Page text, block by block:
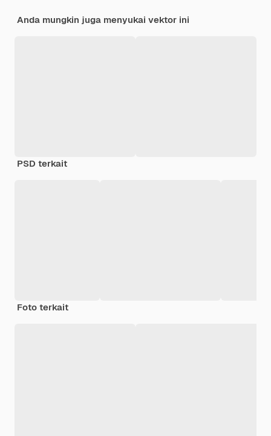
Anda mungkin juga menyukai vektor ini
PSD terkait
Foto terkait